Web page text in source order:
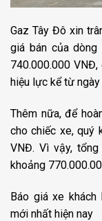
Gaz Tây Đô xin
giá bán của
740.000.000 VNĐ,
hiệu lực kể từ ngày
Thêm nữa, để
cho chiếc xe, quý
VNĐ. Vì vậy,
khoảng
Báo giá xe
mới nhất hiện nay